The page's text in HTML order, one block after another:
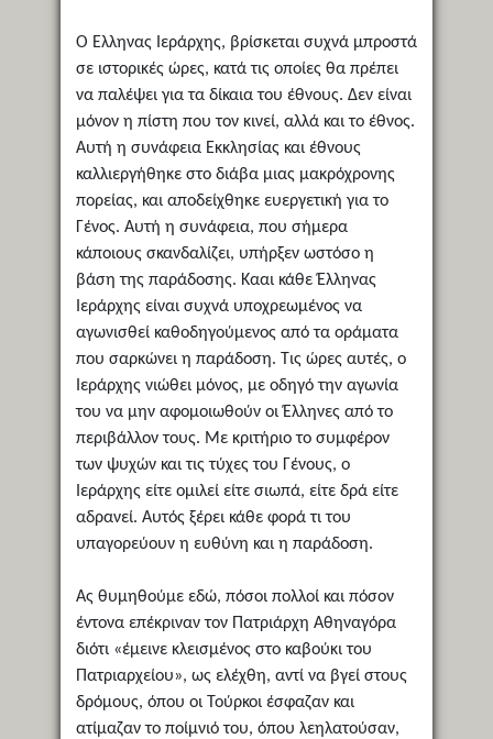
Ο Έλληνας Ιεράρχης, βρίσκεται συχνά μπροστά
σε ιστορικές ώρες, κατά τις οποίες θα πρέπει
να παλέψει για τα δίκαια του έθνους. Δεν είναι
μόνον η πίστη που τον κινεί, αλλά και το έθνος.
Αυτή η συνάφεια Εκκλησίας και έθνους
καλλιεργήθηκε στο διάβα μιας μακρόχρονης
πορείας, και αποδείχθηκε ευεργετική για το
Γένος. Αυτή η συνάφεια, που σήμερα
κάποιους σκανδαλίζει, υπήρξεν ωστόσο η
βάση της παράδοσης. Κααι κάθε Έλληνας
Ιεράρχης είναι συχνά υποχρεωμένος να
αγωνισθεί καθοδηγούμενος από τα οράματα
που σαρκώνει η παράδοση. Τις ώρες αυτές, ο
Ιεράρχης νιώθει μόνος, με οδηγό την αγωνία
του να μην αφομοιωθούν οι Έλληνες από το
περιβάλλον τους. Με κριτήριο το συμφέρον
των ψυχών και τις τύχες του Γένους, ο
Ιεράρχης είτε ομιλεί είτε σιωπά, είτε δρά είτε
αδρανεί. Αυτός ξέρει κάθε φορά τι του
υπαγορεύουν η ευθύνη και η παράδοση.
Ας θυμηθούμε εδώ, πόσοι πολλοί και πόσον
έντονα επέκριναν τον Πατριάρχη Αθηναγόρα
διότι «έμεινε κλεισμένος στο καβούκι του
Πατριαρχείου», ως ελέχθη, αντί να βγεί στους
δρόμους, όπου οι Τούρκοι έσφαζαν και
ατίμαζαν το ποίμνιό του, όπου λεηλατούσαν,